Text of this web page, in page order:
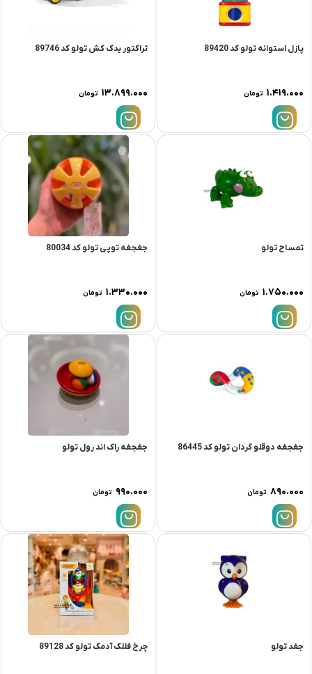
پازل استوانه تولو کد 89420
۱.۴۱۹.۰۰۰ تومان
تراکتور یدک کش تولو کد 89746
۱۳.۸۹۹.۰۰۰ تومان
تمساح تولو
۱.۷۵۰.۰۰۰ تومان
جغجغه توپی تولو کد 80034
۱.۳۳۰.۰۰۰ تومان
جغجغه دوقلو گردان تولو کد 86445
۸۹۰.۰۰۰ تومان
جغجغه راک اند رول تولو
۹۹۰.۰۰۰ تومان
جغد تولو چرخ فللک آدمک تولو کد 89128